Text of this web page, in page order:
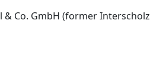
Co. GmbH (former